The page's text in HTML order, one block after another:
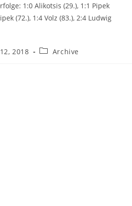
1:0 Alikotsis (29.), 1:1 Pipek
(72.), 1:4 Volz (83.), 2:4 Ludwig
2018
Beitrags-
Archive